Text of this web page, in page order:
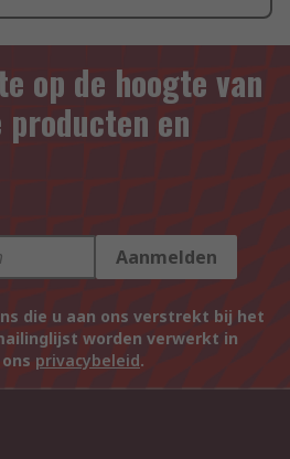
op de hoogte van
producten en
Aanmelden
die u aan ons verstrekt bij het
worden verwerkt in
privacybeleid.